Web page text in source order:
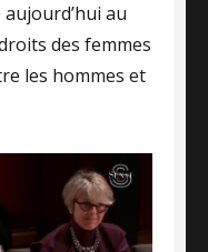
au
des femmes
les hommes et